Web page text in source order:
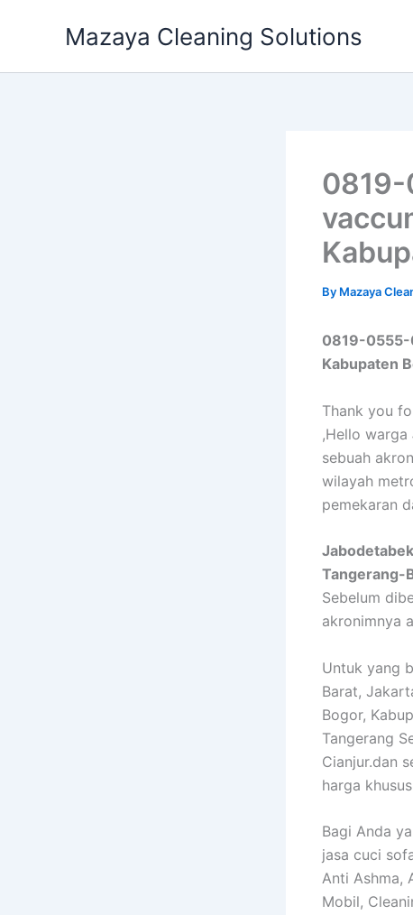
Mazaya Cleaning Solutions
0819-
By Mazaya
0819-0555-
Kabupaten
Thank you
,Hello warga
sebuah
wilayah
pemekaran
Tangerang-
Sebelum
akronimnya
Untuk yang
Barat,
Bogor,
Tangerang
Cianjur.dan
harga khusus
Bagi Anda
jasa cuci
Anti Ashma,
Mobil,